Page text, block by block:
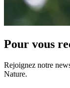
Pour vous
Rejoignez notre
Nature.